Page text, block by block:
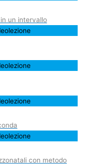
un intervallo
con metodo